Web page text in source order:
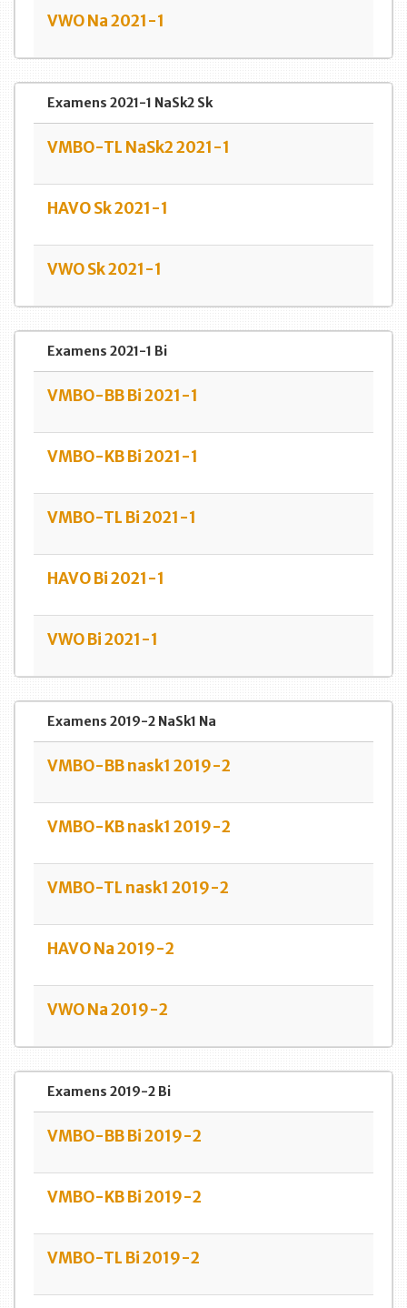
VWO Na 2021-1
Examens 2021-1 NaSk2 Sk
VMBO-TL NaSk2 2021-1
HAVO Sk 2021-1
VWO Sk 2021-1
Examens 2021-1 Bi
VMBO-BB Bi 2021-1
VMBO-KB Bi 2021-1
VMBO-TL Bi 2021-1
HAVO Bi 2021-1
VWO Bi 2021-1
Examens 2019-2 NaSk1 Na
VMBO-BB nask1 2019-2
VMBO-KB nask1 2019-2
VMBO-TL nask1 2019-2
HAVO Na 2019-2
VWO Na 2019-2
Examens 2019-2 Bi
VMBO-BB Bi 2019-2
VMBO-KB Bi 2019-2
VMBO-TL Bi 2019-2